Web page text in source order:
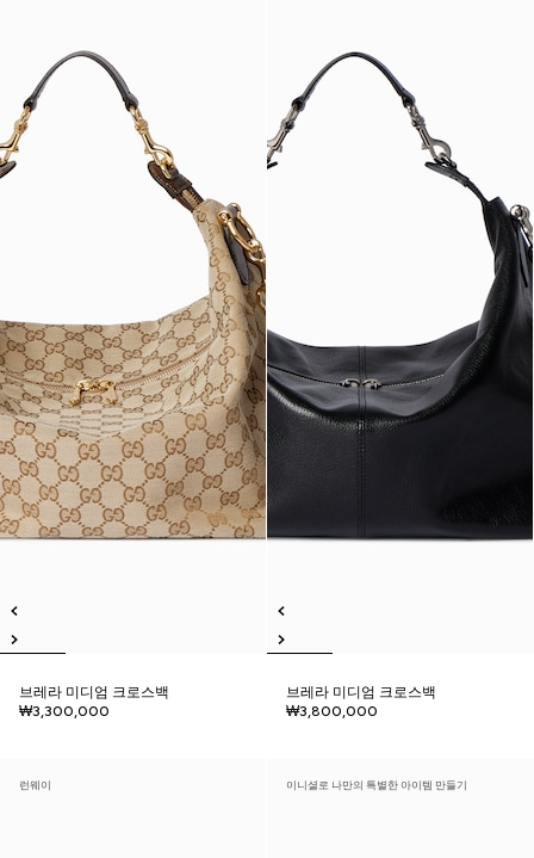
브레라 미디엄 크로스백
₩3,300,000
브레라 미디엄 크로스백
₩3,800,000
런웨이 이니셜로 나만의 특별한 아이템 만들기